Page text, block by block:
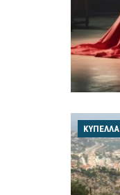
ΚΎΠΕΛΛΑ